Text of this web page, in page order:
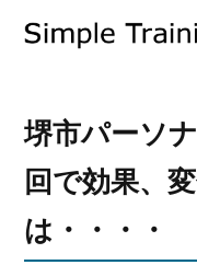
堺市パーソ
回で効果、
は・・・・